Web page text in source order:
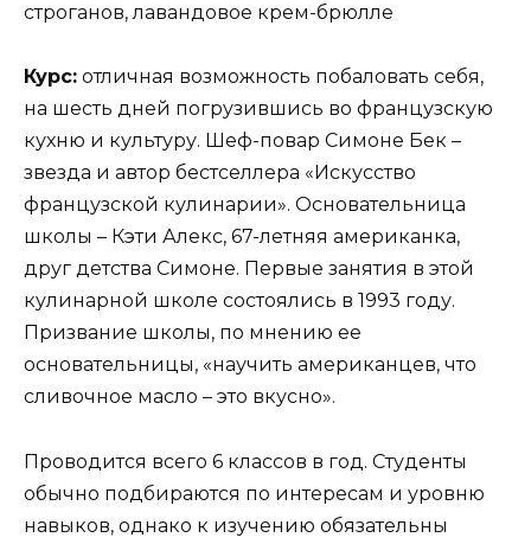
строганов, лавандовое крем-брюлле
Курс: отличная возможность побаловать себя,
на шесть дней погрузившись во французскую
кухню и культуру. Шеф-повар Симоне Бек –
звезда и автор бестселлера «Искусство
французской кулинарии». Основательница
школы – Кэти Алекс, 67-летняя американка,
друг детства Симоне. Первые занятия в этой
кулинарной школе состоялись в 1993 году.
Призвание школы, по мнению ее
основательницы, «научить американцев, что
сливочное масло – это вкусно».
Проводится всего 6 классов в год. Студенты
обычно подбираются по интересам и уровню
навыков, однако к изучению обязательны